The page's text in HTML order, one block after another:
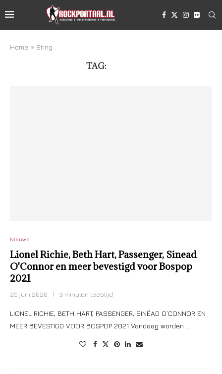
Home » Sting
TAG:
Nieuws
Lionel Richie, Beth Hart, Passenger, Sinead
O'Connor en meer bevestigd voor Bospop
2021
25 juni 2020 3 minuten leestijd
LIONEL RICHIE, BETH HART, PASSENGER, SINÉAD O’CONNOR EN
MEER BEVESTIGD VOOR BOSPOP 2021 Vandaag worden …